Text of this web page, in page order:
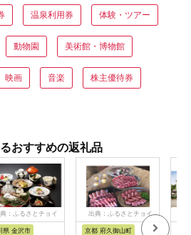
温泉利用券 体験・ツアー
動物園 美術館・博物館
映画 音楽 株主優待券
おすすめの返礼品
：ふるさとチョイ
ス
県 金沢市
出典：ふるさとチョイ
京都 府久御山町